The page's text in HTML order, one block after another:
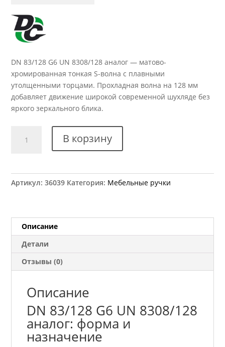
DN 83/128 G6 UN 8308/128 аналог — матово-
хромированная тонкая S-волна с плавными
утолщенными торцами. Прохладная волна на 128 мм
добавляет движение широкой современной шухляде без
яркого зеркального блика.
товара
83/128
8308/128
аналог
В корзину
Артикул:36039 Категория: Мебельные ручки
Описание
Детали
Отзывы (0)
Описание
DN 83/128 G6 UN 8308/128
аналог: форма и
назначение